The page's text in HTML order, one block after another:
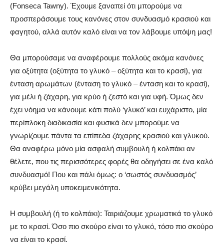
(Fonseca Tawny). Έχουμε ξαναπεί ότι μπορούμε να
προσπεράσουμε τους κανόνες στον συνδυασμό κρασιού και
φαγητού, αλλά αυτόν καλό είναι να τον λάβουμε υπόψη μας!
Θα μπορούσαμε να αναφέρουμε πολλούς ακόμα κανόνες
για οξύτητα (οξύτητα το γλυκό – οξύτητα και το κρασί), για
ένταση αρωμάτων (ένταση το γλυκό – ένταση και το κρασί),
για μέλι ή ζάχαρη, για κρύο ή ζεστό και για υφή. Όμως δεν
έχει νόημα να κάνουμε κάτι πολύ ‘γλυκό’ και ευχάριστο, μία
περίπλοκη διαδικασία και φυσικά δεν μπορούμε να
γνωρίζουμε πάντα τα επίπεδα ζάχαρης κρασιού και γλυκού.
Θα αναφέρω μόνο μία ασφαλή συμβουλή ή κολπάκι αν
θέλετε, που τις περισσότερες φορές θα οδηγήσει σε ένα καλό
συνδυασμό! Που και πάλι όμως: ο ‘σωστός συνδυασμός’
κρύβει μεγάλη υποκειμενικότητα.
Η συμβουλή (ή το κολπάκι): Ταιριάζουμε χρωματικά το γλυκό
με το κρασί. Όσο πιο σκούρο είναι το γλυκό, τόσο πιο σκούρο
να είναι το κρασί.